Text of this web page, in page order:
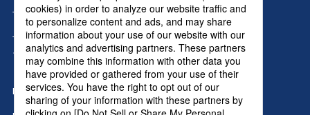
配当情報
株価情報（Yahoo!ファイナン
ス）
IRカレンダー IRニュース